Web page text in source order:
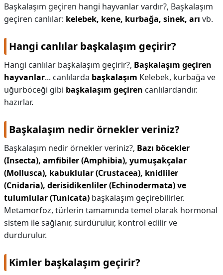
Başkalaşım geçiren hangi hayvanlar vardır?, Başkalaşım
geçiren canlılar: kelebek, kene, kurbağa, sinek, arı vb.
Hangi canlılar başkalaşım geçirir?
Hangi canlılar başkalaşım geçirir?, Başkalaşım geçiren
hayvanlar... canlılarda başkalaşım Kelebek, kurbağa ve
uğurböceği gibi başkalaşım geçiren canlılardandır.
hazırlar.
Başkalaşım nedir örnekler veriniz?
Başkalaşım nedir örnekler veriniz?, Bazı böcekler
(Insecta), amfibiler (Amphibia), yumuşakçalar
(Mollusca), kabuklular (Crustacea), knidliler
(Cnidaria), derisidikenliler (Echinodermata) ve
tulumlular (Tunicata) başkalaşım geçirebilirler.
Metamorfoz, türlerin tamamında temel olarak hormonal
sistem ile sağlanır, sürdürülür, kontrol edilir ve
durdurulur.
Kimler başkalaşım geçirir?